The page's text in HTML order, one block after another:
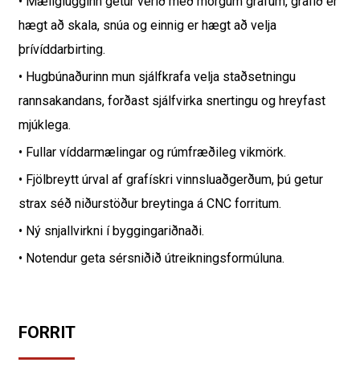
hægt að skala, snúa og einnig er hægt að velja
þrívíddarbirting.
• Hugbúnaðurinn mun sjálfkrafa velja staðsetningu
rannsakandans, forðast sjálfvirka snertingu og hreyfast
mjúklega.
• Fullar víddarmælingar og rúmfræðileg vikmörk.
• Fjölbreytt úrval af grafískri vinnsluaðgerðum, þú getur
strax séð niðurstöður breytinga á CNC forritum.
• Ný snjallvirkni í byggingariðnaði.
• Notendur geta sérsniðið útreikningsformúluna.
FORRIT